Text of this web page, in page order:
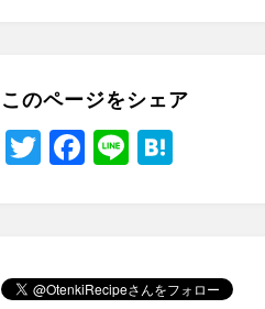
このページをシェア
T
F
b
Li
a